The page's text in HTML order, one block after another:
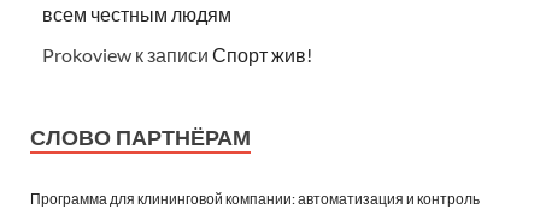
всем честным людям
Prokoview к записи Спорт жив!
СЛОВО ПАРТНЁРАМ
Программа для клининговой компании: автоматизация и контроль